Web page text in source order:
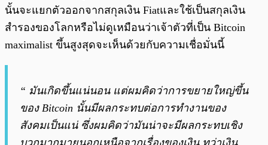
นั้นจะแยกตัวออกจากสกุลเงิน Fiatและใช้เป็นสกุลเงิน
สำรองของโลกหรือไม่ดูเหมือนว่าเจ้าตัวที่เป็น Bitcoin
maximalist ขึ้นสูงสุดจะเห็นด้วยกับความเชื่อมั่นนี้
“ มันเกิดขึ้นแน่นอน แต่ผมคิดว่าการขยายใหญ่ขึ้น
ของ Bitcoin นั้นมีผลกระทบต่อการทำงานของ
สังคมเป็นแน่ ซึ่งผมคิดว่ามันน่าจะมีผลกระทบเชิง